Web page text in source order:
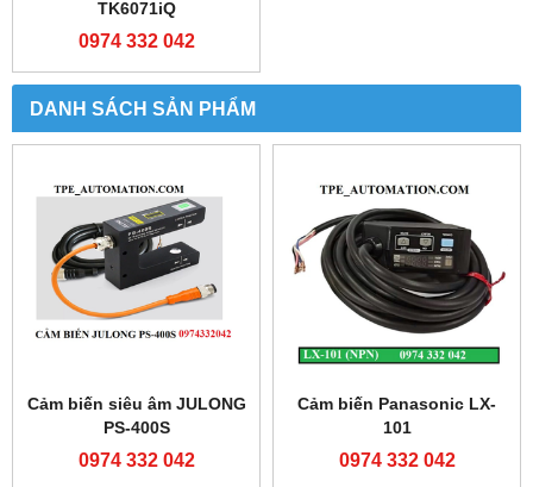
0974 332 042
Bộ lập trình FX3U-
0974 332 042
Bộ lập trình Shihlin AX1N-
0974 332 042